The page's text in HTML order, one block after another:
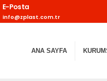
E-Posta
info@zplast.com.tr
ANA SAYFA